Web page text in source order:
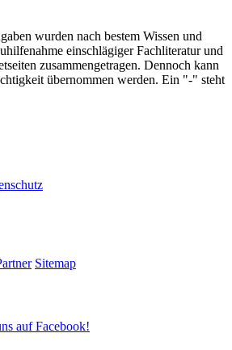
wurden nach bestem Wissen und
einschlägiger Fachliteratur und
zusammengetragen. Dennoch kann
übernommen werden. Ein "-" steht
Sitemap
auf Facebook!